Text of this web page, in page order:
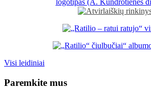
Visi leidiniai
Paremkite mus